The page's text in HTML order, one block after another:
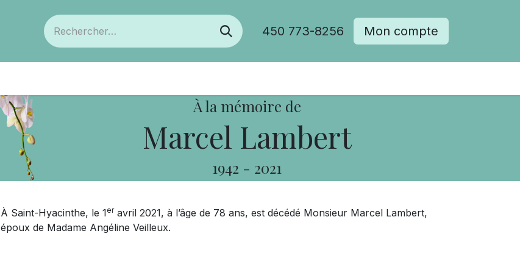
450 773-8256 Mon compte
À la mémoire de
Marcel Lambert
1942 - 2021
À Saint-Hyacinthe, le 1eravril 2021, à l’âge de 78 ans, est décédé Monsieur Marcel Lambert,
époux de Madame Angéline Veilleux.